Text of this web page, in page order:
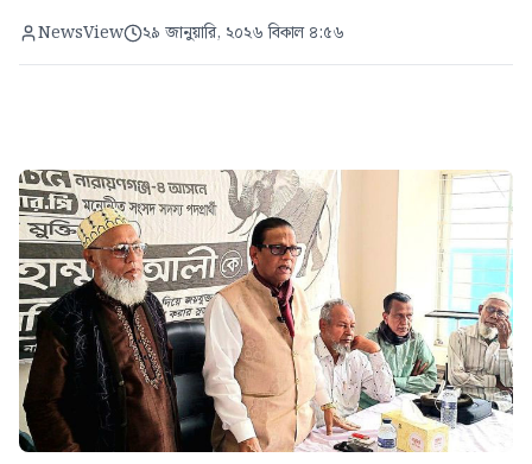
NewsView ২৯ জানুয়ারি, ২০২৬ বিকাল ৪:৫৬